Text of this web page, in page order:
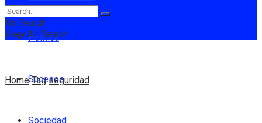
Política
Sucesos
Sociedad
No Result
View All Result
Home Tag seguridad